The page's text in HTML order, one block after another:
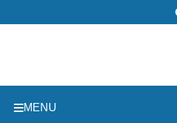
al
MENU